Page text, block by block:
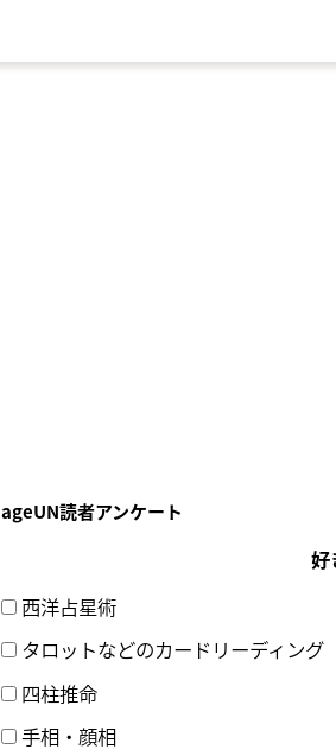
ageUN読者アンケート
好
西洋占星術
タロットなどのカードリーディング
四柱推命
手相・顔相